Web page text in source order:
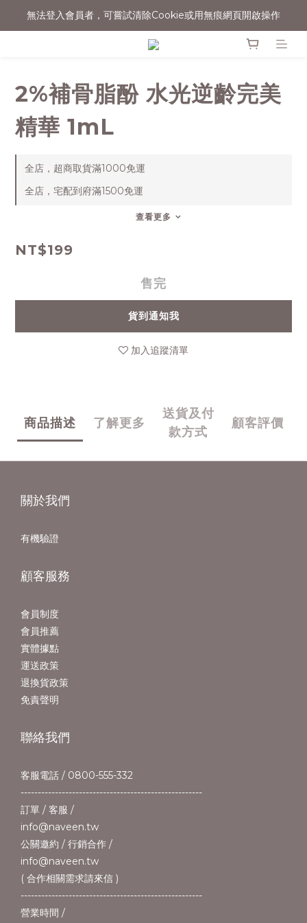
消費滿$1500宅配免運
無法登入會員者，可嘗試清除Cookie或用無痕網頁開啟操作
消費滿$1500宅配免運
2%補骨脂酚 水光逆齡完美
精華 1mL
全店，超商取貨滿1000免運
全店，宅配到府滿1500免運
查看更多
NT$199
售完
貨到通知我
加入追蹤清單
商品描述 了解更多
送貨及付
款方式
顧客評價
關於我們
有機驗證
顧客服務
會員制度
會員推薦
實體據點
運送政策
退換貨政策
免責聲明
聯絡我們
客服電話 / 0800-555-332
-----------------------------------------------------
訂單 / 客服 /
info@naveen.tw
公關邀約 / 行銷合作 /
info@naveen.tw
( 合作相關需求請來信 )
-----------------------------------------------------
營業時間 /